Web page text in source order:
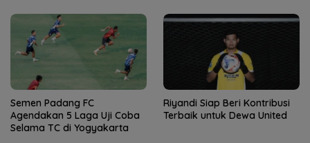
Semen Padang FC
Agendakan 5 Laga Uji Coba
Selama TC di Yogyakarta
Riyandi Siap Beri Kontribusi
Terbaik untuk Dewa United